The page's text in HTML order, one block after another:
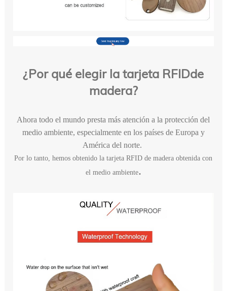
¿Por qué elegir la tarjeta RFIDde
madera?
Ahora todo el mundo presta más atención a la protección del
medio ambiente, especialmente en los países de Europa y
América del norte.
Por lo tanto, hemos obtenido la tarjeta RFID de madera obtenida con
el medio ambiente.